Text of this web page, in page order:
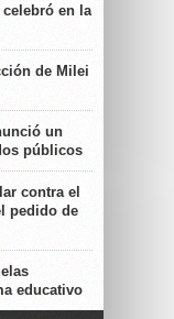
en la
de Milei
un
públicos
contra el
pedido de
educativo